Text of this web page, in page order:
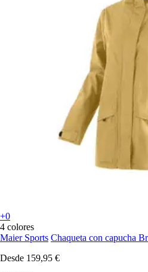
+0
4 colores
Maier Sports Chaqueta con capucha
Desde 159,95 €